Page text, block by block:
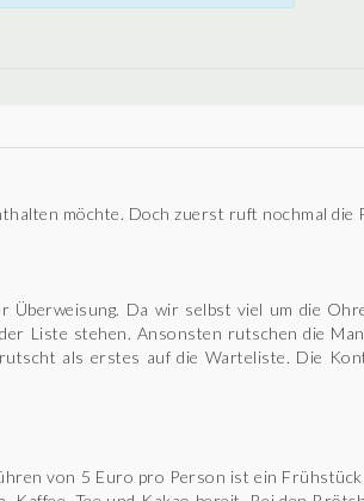
möchte. Doch zuerst ruft nochmal die
Überweisung. Da wir selbst viel um die
Liste stehen. Ansonsten rutschen die
als erstes auf die Warteliste. Die
von 5 Euro pro Person ist ein